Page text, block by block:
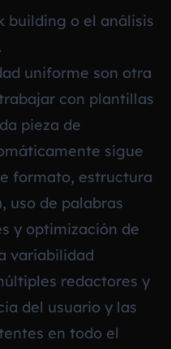
building o el análisis
uniforme son otra
con plantillas
pieza de
sigue
formato, estructura
uso de palabras
y optimización de
variabilidad
redactores y
del usuario y las
en todo el